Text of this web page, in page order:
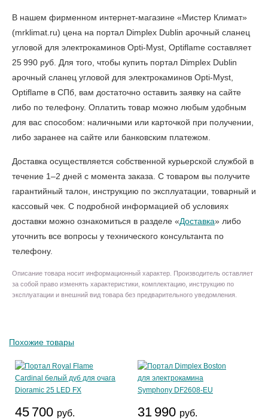
В нашем фирменном интернет-магазине «Мистер Климат»
(mrklimat.ru) цена на портал Dimplex Dublin арочный сланец
угловой для электрокаминов Opti-Myst, Optiflame составляет
25 990 руб. Для того, чтобы купить портал Dimplex Dublin
арочный сланец угловой для электрокаминов Opti-Myst,
Optiflame в СПб , вам достаточно оставить заявку на сайте
либо по телефону. Оплатить товар можно любым удобным
для вас способом: наличными или карточкой при получении,
либо заранее на сайте или банковским платежом.
Доставка осуществляется собственной курьерской службой в
течение 1–2 дней с момента заказа. С товаром вы получите
гарантийный талон, инструкцию по эксплуатации, товарный и
кассовый чек. С подробной информацией об условиях
доставки можно ознакомиться в разделе «Доставка» либо
уточнить все вопросы у технического консультанта по
телефону.
Описание товара носит информационный характер. Производитель оставляет
за собой право изменять характеристики, комплектацию, инструкцию по
эксплуатации и внешний вид товара без предварительного уведомления.
Похожие товары
45 700 руб. 31 990 руб.